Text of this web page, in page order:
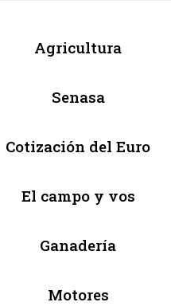
Agricultura
Senasa
Cotización del Euro
El campo y vos
Ganadería
Motores